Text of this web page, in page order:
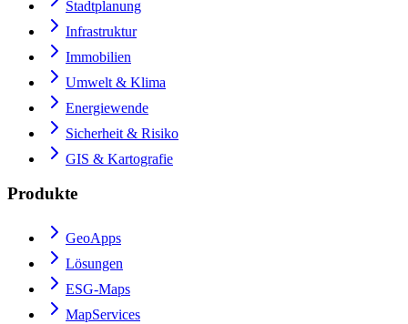
Stadtplanung
Infrastruktur
Immobilien
Umwelt & Klima
Energiewende
Sicherheit & Risiko
GIS & Kartografie
Produkte
GeoApps
Lösungen
ESG-Maps
MapServices